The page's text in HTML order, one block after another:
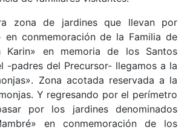
zona de jardines que llevan por
en conmemoración de la Familia de
Karin» en memoria de los Santos
-padres del Precursor- llegamos a la
Zona acotada reservada a la
Y regresando por el perímetro
por los jardines denominados
en conmemoración de los